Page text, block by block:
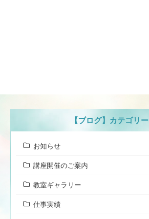
【ブログ】カテゴリー
お知らせ
講座開催のご案内
教室ギャラリー
仕事実績